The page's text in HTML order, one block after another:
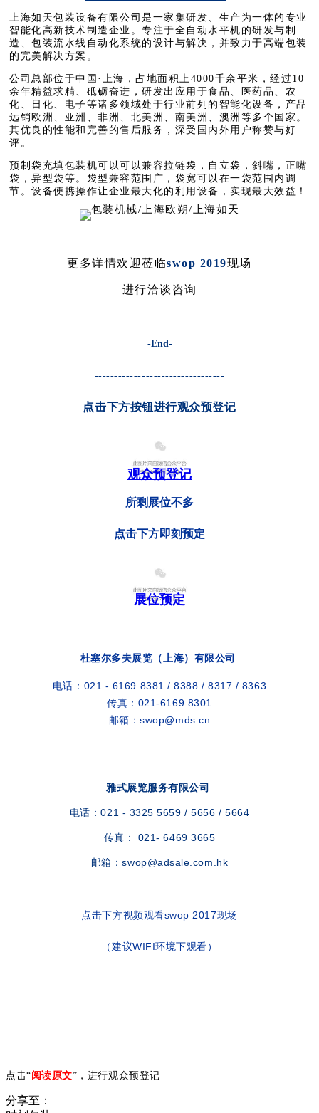
上海如天包装设备有限公司是一家集研发、生产为一体的专业
智能化高新技术制造企业。专注于全自动水平机的研发与制
造、包装流水线自动化系统的设计与解决，并致力于高端包装
的完美解决方案。
公司总部位于中国·上海，占地面积上4000千余平米，经过10
余年精益求精、砥砺奋进，研发出应用于食品、医药品、农
化、日化、电子等诸多领域处于行业前列的智能化设备，产品
远销欧洲、亚洲、非洲、北美洲、南美洲、澳洲等多个国家。
其优良的性能和完善的售后服务，深受国内外用户称赞与好
评。
预制袋充填包装机可以可以兼容拉链袋，自立袋，斜嘴，正嘴
袋，异型袋等。袋型兼容范围广，袋宽可以在一袋范围内调
节。设备便携操作让企业最大化的利用设备，实现最大效益！
更多详情欢迎莅临swop 2019现场
进行洽谈咨询
-End-
---------------------------------
点击下方按钮进行观众预登记
观众预登记
所剩展位不多
点击下方即刻预定
展位预定
杜塞尔多夫展览（上海）有限公司
电话：021 - 6169 8381 / 8388 / 8317 / 8363
传真：021-6169 8301
邮箱：swop@mds.cn
雅式展览服务有限公司
电话：021 - 3325 5659 / 5656 / 5664
传真： 021- 6469 3665
邮箱：swop@adsale.com.hk
点击下方视频观看swop 2017现场
（建议WIFI环境下观看）
点击“ 阅读原文”，进行观众预登记
分享至：